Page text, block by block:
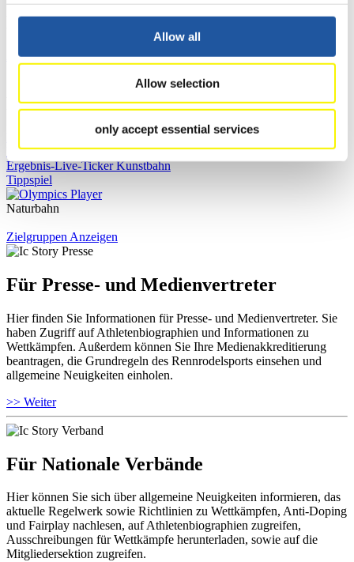
Allow all
Allow selection
only accept essential services
Ergebnisse
AktuellGesamtständeStatistiken
FIL LIVE TV
KunstbahnRodelnLive Streaming Alpin
RodelnHighlights YOG Gangwon 2024
Ergebnis-Live-Ticker Kunstbahn
Tippspiel
Naturbahn
Zielgruppen Anzeigen
Für Presse- und Medienvertreter
Hier finden Sie Informationen für Presse- und Medienvertreter. Sie
haben Zugriff auf Athletenbiographien und Informationen zu
Wettkämpfen. Außerdem können Sie Ihre Medienakkreditierung
beantragen, die Grundregeln des Rennrodelsports einsehen und
allgemeine Neuigkeiten einholen.
>> Weiter
Für Nationale Verbände
Hier können Sie sich über allgemeine Neuigkeiten informieren, das
aktuelle Regelwerk sowie Richtlinien zu Wettkämpfen, Anti-Doping
und Fairplay nachlesen, auf Athletenbiographien zugreifen,
Ausschreibungen für Wettkämpfe herunterladen, sowie auf die
Mitgliedersektion zugreifen.